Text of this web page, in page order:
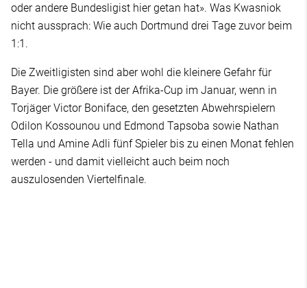
oder andere Bundesligist hier getan hat». Was Kwasniok
nicht aussprach: Wie auch Dortmund drei Tage zuvor beim
1:1.
Die Zweitligisten sind aber wohl die kleinere Gefahr für
Bayer. Die größere ist der Afrika-Cup im Januar, wenn in
Torjäger Victor Boniface, den gesetzten Abwehrspielern
Odilon Kossounou und Edmond Tapsoba sowie Nathan
Tella und Amine Adli fünf Spieler bis zu einen Monat fehlen
werden - und damit vielleicht auch beim noch
auszulosenden Viertelfinale.